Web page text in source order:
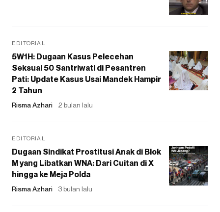
EDITORIAL
5W1H: Dugaan Kasus Pelecehan
Seksual 50 Santriwati di Pesantren
Pati: Update Kasus Usai Mandek Hampir
2 Tahun
Risma Azhari 2 bulan lalu
EDITORIAL
Dugaan Sindikat Prostitusi Anak di Blok
M yang Libatkan WNA: Dari Cuitan di X
hingga ke Meja Polda
Risma Azhari 3 bulan lalu